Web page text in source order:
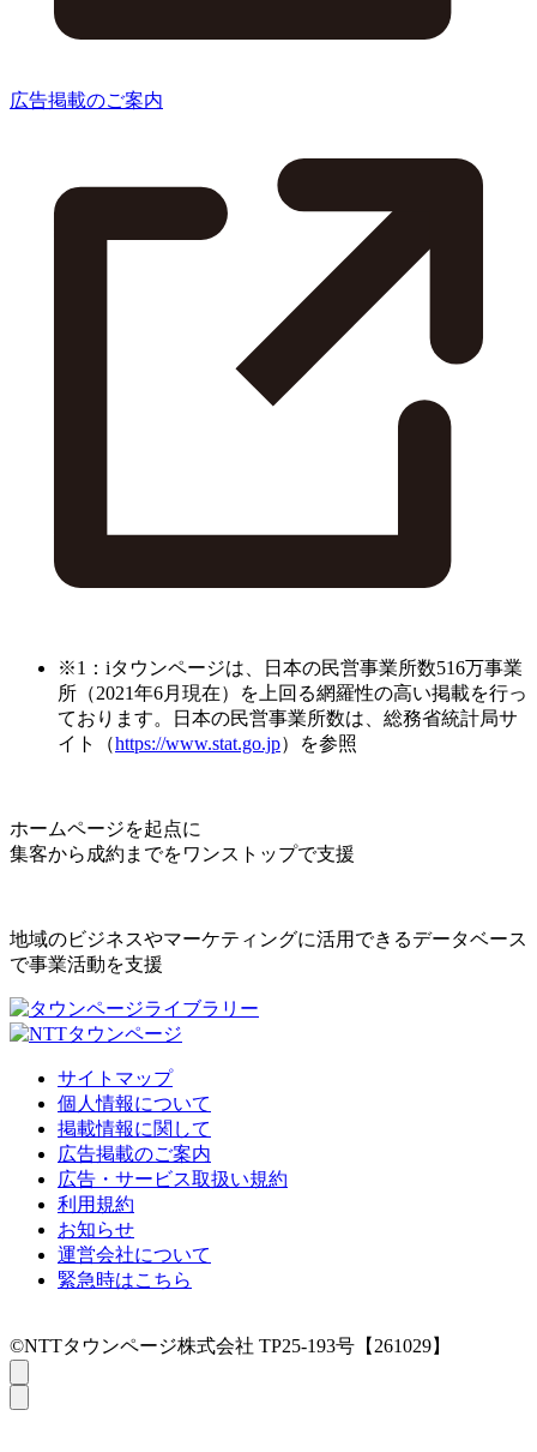
広告掲載のご案内
※1：iタウンページは、日本の民営事業所数516万事業
所（2021年6月現在）を上回る網羅性の高い掲載を行っ
ております。日本の民営事業所数は、総務省統計局サ
イト（https://www.stat.go.jp）を参照
ホームページを起点に
集客から成約までをワンストップで支援
地域のビジネスやマーケティングに活用できるデータベース
で事業活動を支援
サイトマップ
個人情報について
掲載情報に関して
広告掲載のご案内
広告・サービス取扱い規約
利用規約
お知らせ
運営会社について
緊急時はこちら
©NTTタウンページ株式会社 TP25-193号【261029】